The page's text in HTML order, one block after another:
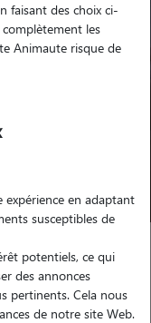
?
Orne
faisant des choix ci-
les
Animaute risque de
en adaptant
susceptibles de
potentiels, ce qui
des annonces
pertinents. Cela nous
de notre site Web.